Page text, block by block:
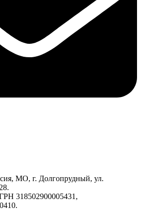
МО, г. Долгопрудный, ул.
318502900005431,